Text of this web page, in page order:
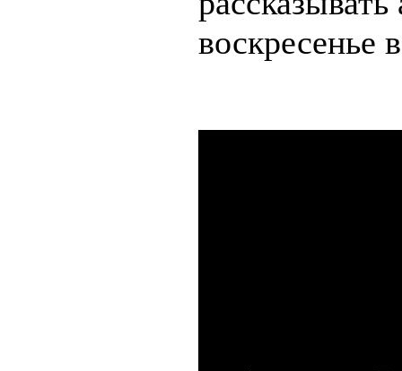
воскресенье